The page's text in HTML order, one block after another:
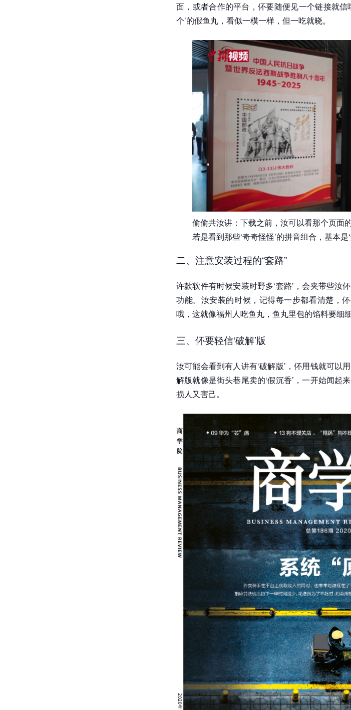
面，或者合作的平台，伓要随便见一个链接就
个’的假鱼丸，看似一模一样，但一吃就晓。
偷偷共汝讲：下载之前，汝可以看那个页面
若是看到那些‘奇奇怪怪’的拼音组合，基本是‘
二、注意安装过程的“套路”
许款软件有时候安装时野多‘套路’，会夹带些汝
功能。汝安装的时候，记得每一步都看清楚，
哦，这就像福州人吃鱼丸，鱼丸里包的馅料要细
三、伓要轻信‘破解’版
汝可能会看到有人讲有‘破解版’，伓用钱就可以
解版就像是街头巷尾卖的‘假沉香’，一开始闻起
损人又害己。